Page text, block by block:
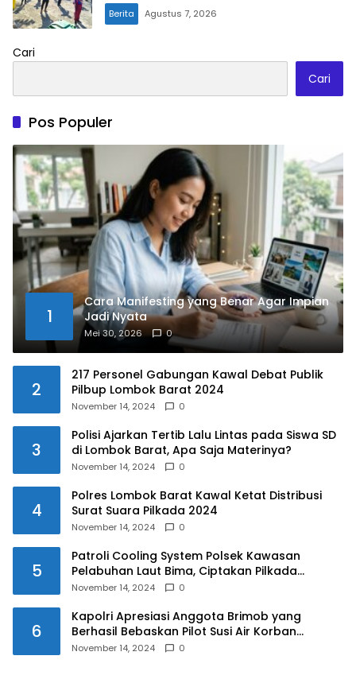
Berita Agustus 7, 2026
Cari
Cari
Pos Populer
1
Cara Manifesting yang Benar Agar Impian
Jadi Nyata
Mei 30, 2026 0
2
217 Personel Gabungan Kawal Debat Publik
Pilbup Lombok Barat 2024
November 14, 2024 0
3
Polisi Ajarkan Tertib Lalu Lintas pada Siswa SD
di Lombok Barat, Apa Saja Materinya?
November 14, 2024 0
4
Polres Lombok Barat Kawal Ketat Distribusi
Surat Suara Pilkada 2024
November 14, 2024 0
5
Patroli Cooling System Polsek Kawasan
Pelabuhan Laut Bima, Ciptakan Pilkada
Serentak 2024 yang Aman dan Damai
November 14, 2024 0
6
Kapolri Apresiasi Anggota Brimob yang
Berhasil Bebaskan Pilot Susi Air Korban
Penyanderaan KKB
November 14, 2024 0